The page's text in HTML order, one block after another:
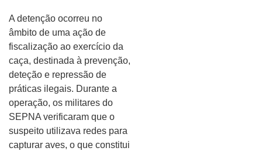
A detenção ocorreu no
âmbito de uma ação de
fiscalização ao exercício da
caça, destinada à prevenção,
deteção e repressão de
práticas ilegais. Durante a
operação, os militares do
SEPNA verificaram que o
suspeito utilizava redes para
capturar aves, o que constitui